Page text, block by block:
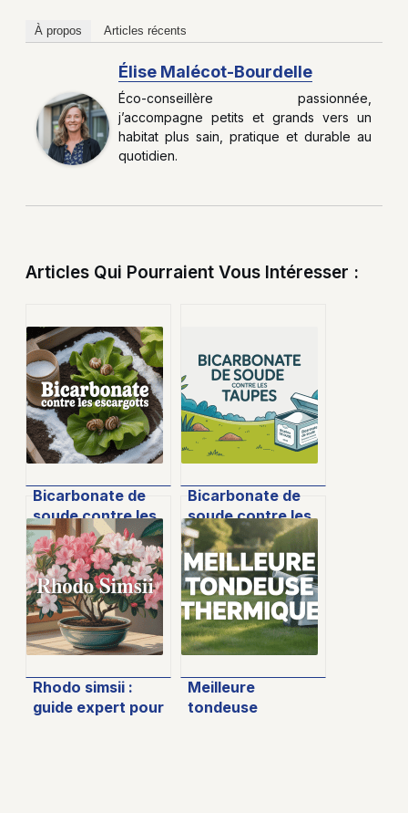
À propos Articles récents
Élise Malécot-Bourdelle
Éco-conseillère passionnée,
j’accompagne petits et grands vers un
habitat plus sain, pratique et durable au
quotidien.
Articles Qui Pourraient Vous Intéresser :
Bicarbonate de
soude contre les
escargots au
jardin : méthode
naturelle et
précautions
Bicarbonate de
soude contre les
taupes : méthode
naturelle et
efficacité réelle
Rhodo simsii :
guide expert pour
Meilleure
tondeuse